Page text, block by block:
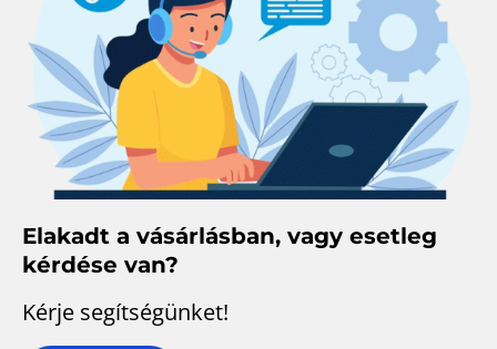
Elakadt a vásárlásban, vagy esetleg
kérdése van?
Kérje segítségünket!